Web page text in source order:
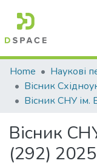
Communities &
All of DSpace
Home
Вісник
(292) 2025